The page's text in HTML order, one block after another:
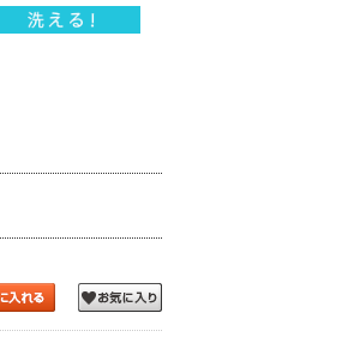
会員特典のご案内